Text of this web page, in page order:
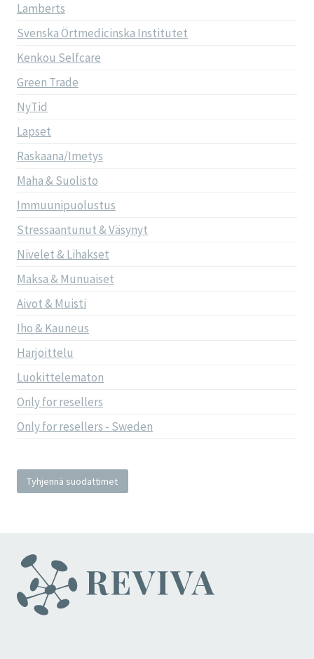
Lamberts
Svenska Örtmedicinska Institutet
Kenkou Selfcare
Green Trade
NyTid
Lapset
Raskaana/Imetys
Maha & Suolisto
Immuunipuolustus
Stressaantunut & Väsynyt
Nivelet & Lihakset
Maksa & Munuaiset
Aivot & Muisti
Iho & Kauneus
Harjoittelu
Luokittelematon
Only for resellers
Only for resellers - Sweden
Tyhjennä suodattimet